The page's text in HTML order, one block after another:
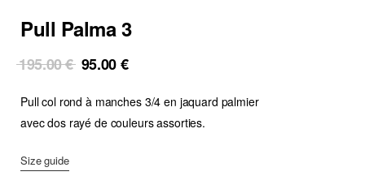
Pull Palma 3
195.00€ Original
was:
195.00 €.
95.00€
is:
95.00 €.
Pull col rond à manches 3/4 en jaquard palmier
avec dos rayé de couleurs assorties.
Size guide